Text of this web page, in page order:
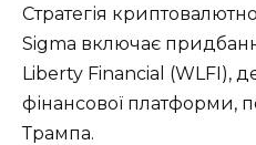
Стратегія
Sigma включає
Liberty Financial (WLFI),
фінансової платформи,
Трампа.